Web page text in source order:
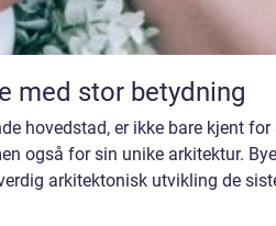
med stor betydning
hovedstad, er ikke bare kjent
også for sin unike arkitektur.
arkitektonisk utvikling de